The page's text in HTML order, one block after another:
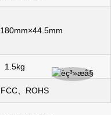
180mm×44.5mm
1.5kg
FCC、 ROHS